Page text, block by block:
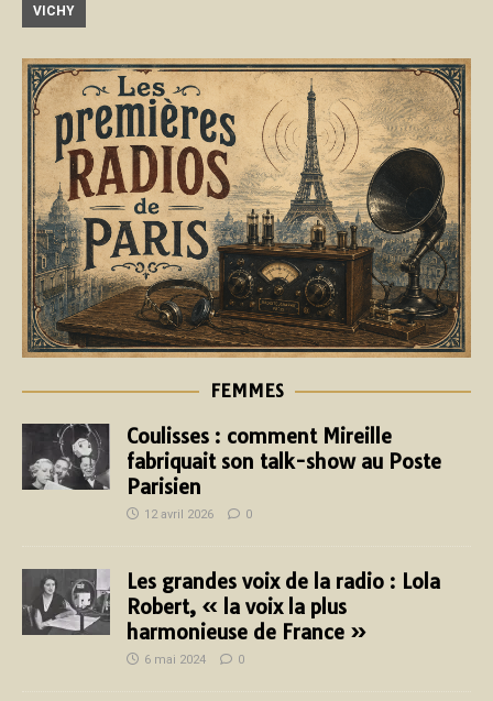
VICHY
FEMMES
Coulisses : comment Mireille
fabriquait son talk-show au Poste
Parisien
12 avril 2026 0
Les grandes voix de la radio : Lola
Robert, « la voix la plus
harmonieuse de France »
6 mai 2024 0